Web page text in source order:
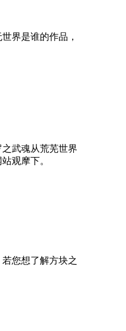
界是谁的作品，
武魂从荒芜世界
观摩下。
您想了解方块之